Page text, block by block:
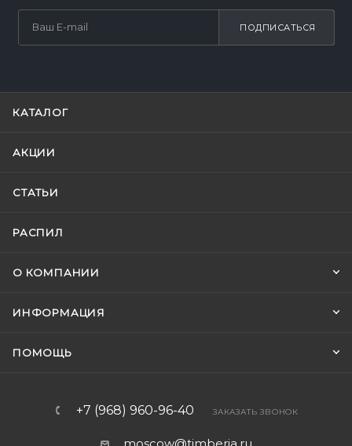
ПОДПИСАТЬСЯ
КАТАЛОГ
АКЦИИ
СТАТЬИ
РАСПИЛ
О КОМПАНИИ
ИНФОРМАЦИЯ
ПОМОЩЬ
+7 (968) 960-96-40 ЗАКАЗАТЬ ЗВОНОК